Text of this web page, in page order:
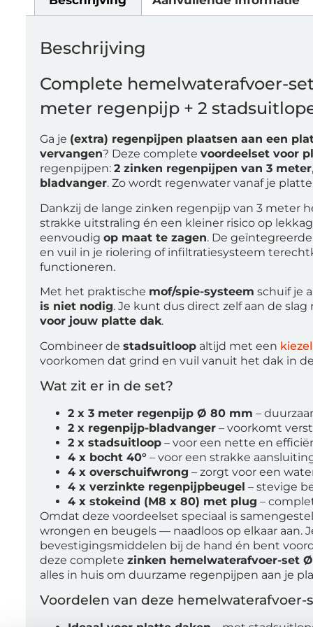
Beschrijving
Complete hemelwaterafvoer-
meter regenpijp + 2
Ga je (extra) regenpijpen plaatsen aan een
vervangen? Deze complete voordeelset voor
regenpijpen: 2 zinken regenpijpen van 3 meter
bladvanger. Zo wordt regenwater vanaf je
Dankzij de lange zinken regenpijp van 3 meter
strakke uitstraling én een kleiner risico op
eenvoudig op maat te zagen. De geïntegreerde
en vuil in je riolering of infiltratiesysteem
functioneren.
Met het praktische mof/spie-systeem schuif je
is niet nodig. Je kunt dus direct zelf aan de slag
voor jouw platte dak.
Combineer de stadsuitloopaltijd met een
voorkomen dat grind en vuil vanuit het dak in
Wat zit er in de set?
2 x 3 meter regenpijp Ø 80 mm –
2 x regenpijp-bladvanger– voorkomt
2 x stadsuitloop– voor een nette en
4 x bocht 40° – voor een strakke
4 x overschuifwrong – zorgt voor een
4 x verzinkte regenpijpbeugel – stevige
4 x stokeind (M8 x 80) met plug –
Omdat deze voordeelset speciaal is
wrongen en beugels — naadloos op elkaar aan.
bevestigingsmiddelen bij de hand én bent
deze complete zinken hemelwaterafvoer-set
alles in huis om duurzame regenpijpen aan je
Voordelen van deze